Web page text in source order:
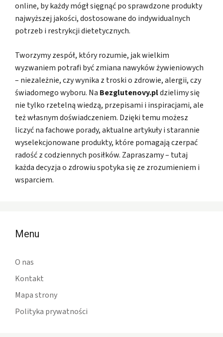
online, by każdy mógł sięgnąć po sprawdzone produkty
najwyższej jakości, dostosowane do indywidualnych
potrzeb i restrykcji dietetycznych.
Tworzymy zespół, który rozumie, jak wielkim
wyzwaniem potrafi być zmiana nawyków żywieniowych
– niezależnie, czy wynika z troski o zdrowie, alergii, czy
świadomego wyboru. Na Bezglutenovy.pldzielimy się
nie tylko rzetelną wiedzą, przepisami i inspiracjami, ale
też własnym doświadczeniem. Dzięki temu możesz
liczyć na fachowe porady, aktualne artykuły i starannie
wyselekcjonowane produkty, które pomagają czerpać
radość z codziennych posiłków. Zapraszamy – tutaj
każda decyzja o zdrowiu spotyka się ze zrozumieniem i
wsparciem.
Menu
O nas
Kontakt
Mapa strony
Polityka prywatności